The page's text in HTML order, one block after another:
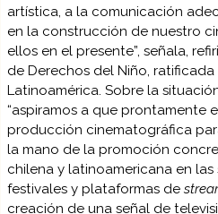
artística, a la comunicación
en la construcción de nuestro
ellos en el presente”, señala,
de Derechos del Niño,
Latinoamérica. Sobre la
“aspiramos a que prontamente
producción cinematográfica
la mano de la promoción
chilena y latinoamericana en
festivales y plataformas de
creación de una señal de